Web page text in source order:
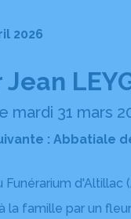
2026
31 mars
: Abbatiale
Funérarium d'Altillac
la famille par un